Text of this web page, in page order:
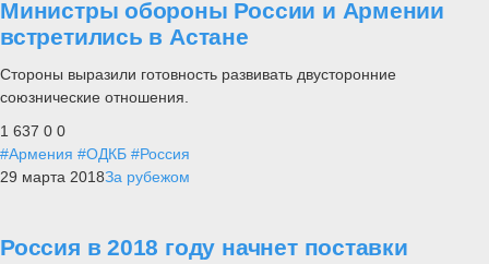
Министры обороны России и Армении
встретились в Астане
Стороны выразили готовность развивать двусторонние
союзнические отношения.
1 637 0 0
#Армения #ОДКБ #Россия
29 марта 2018За рубежом
Россия в 2018 году начнет поставки